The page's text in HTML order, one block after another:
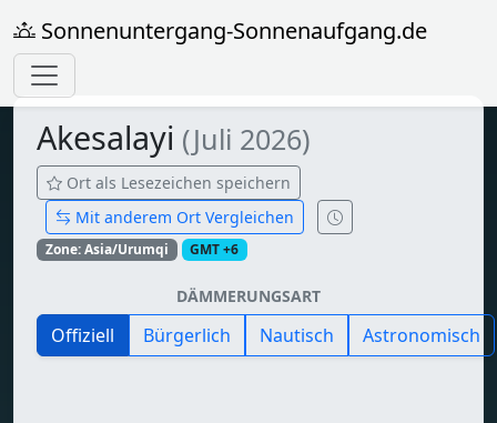
Sonnenuntergang-Sonnenaufgang.de
Akesalayi (Juli 2026)
Ort als Lesezeichen speichern
Mit anderem Ort Vergleichen
Zone: Asia/Urumqi GMT +6
DÄMMERUNGSART
Offiziell Bürgerlich Nautisch Astronomisch